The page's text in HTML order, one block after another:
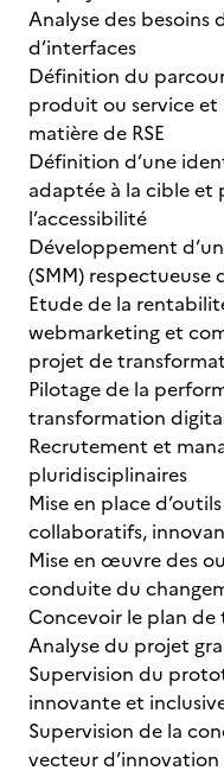
Analyse des besoins
d’interfaces
Définition du
produit ou service
matière de RSE
Définition d’une
adaptée à la cible
l’accessibilité
Développement
(SMM) respectueuse
Etude de la
webmarketing et
projet de
Pilotage de la
transformation
Recrutement et
pluridisciplinaires
Mise en place
collaboratifs,
Mise en œuvre des
conduite du
Concevoir le plan
Analyse du projet
Supervision du
innovante et
Supervision de la
vecteur